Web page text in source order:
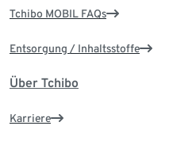
Tchibo MOBIL FAQs
Entsorgung / Inhaltsstoffe
Über Tchibo
Karriere